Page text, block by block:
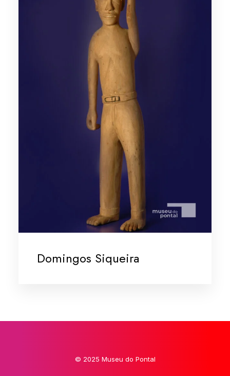
Domingos Siqueira
© 2025 Museu do Pontal